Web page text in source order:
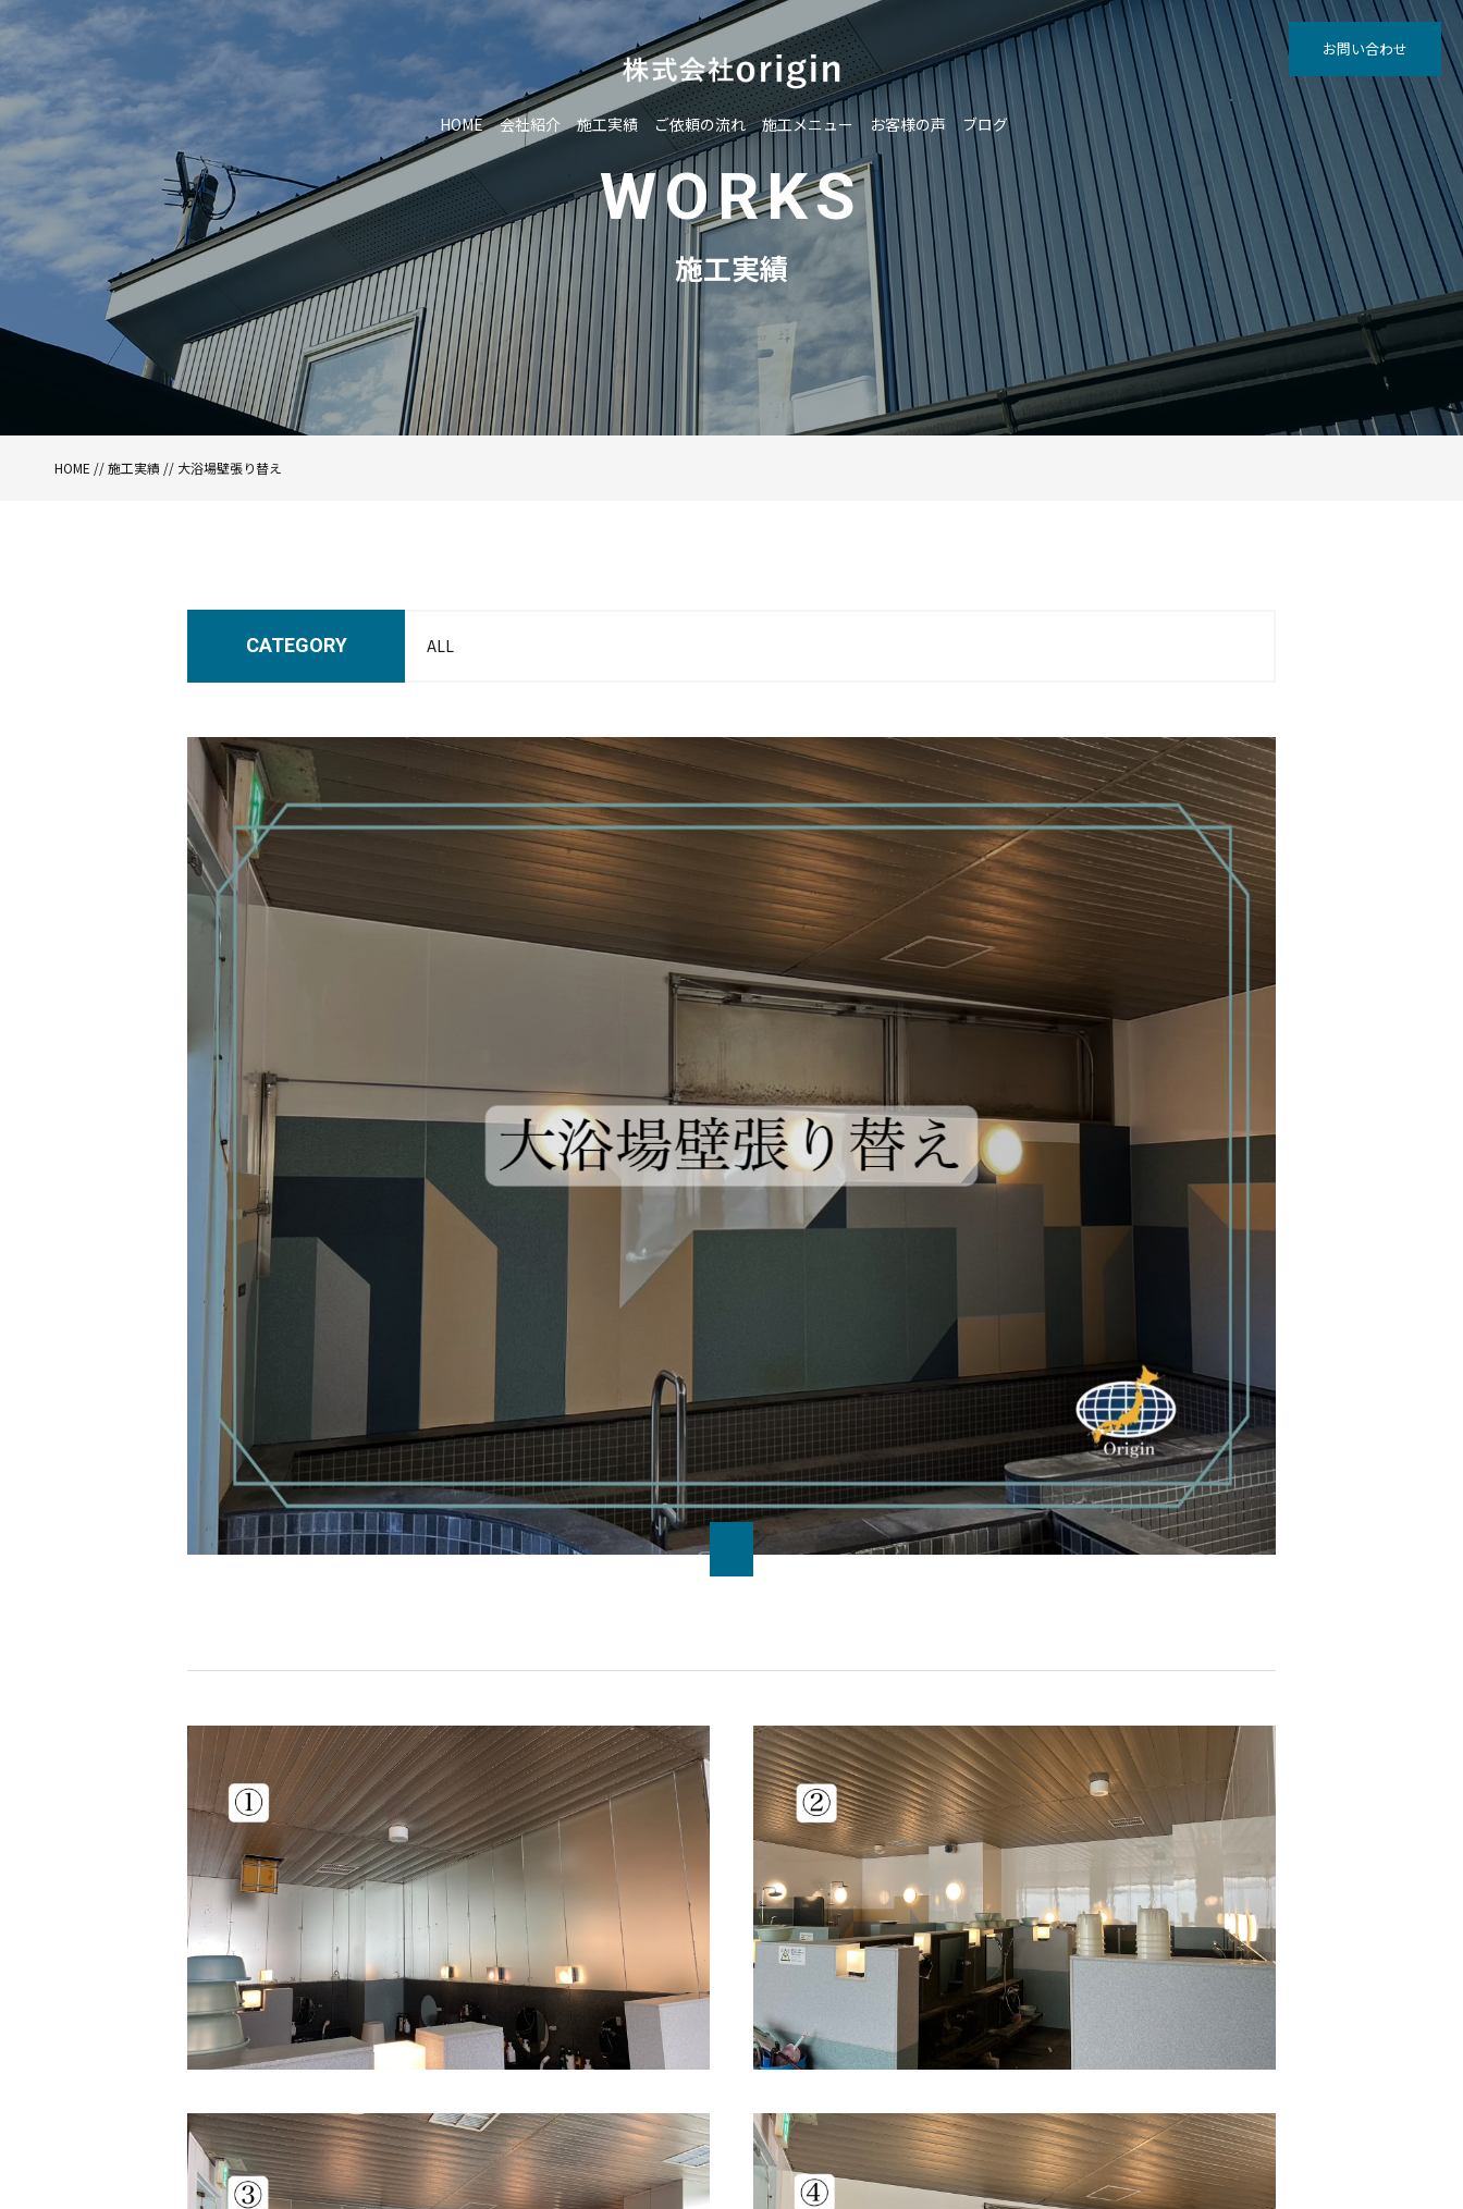
HOME 会社紹介 施工実績 ご依頼の流れ 施工メニュー お客様の声 ブログ
お問い合わせ
WORKS
施工実績
HOME //施工実績 // 大浴場壁張り替え
CATEGORY ALL